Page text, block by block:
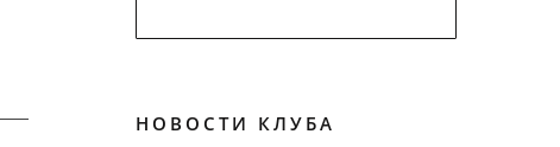
НОВОСТИ КЛУБА